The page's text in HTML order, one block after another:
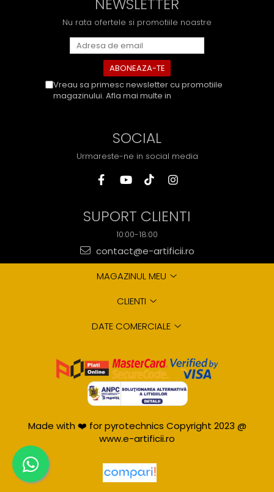
NEWSLETTER
Nu rata ofertele si promotiile noastre
Vreau sa primesc newsletter cu promotiile
magazinului. Afla mai multe in
SOCIAL
Urmareste-ne in social media
SUPORT CLIENTI
10:00-18:00
contact@e-artificii.ro
MAGAZINUL MEU
CLIENTI
DATE COMERCIALE
Made with ❤️ for pyrotechnics Copyright 2023 @
www.e-artificii.ro